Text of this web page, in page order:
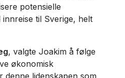
potensielle
til Sverige, helt
, valgte Joakim å følge
økonomisk
denne lidenskapen som